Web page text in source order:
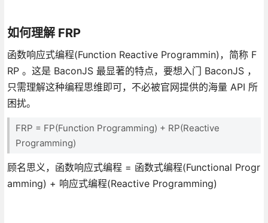
如何理解 FRP
函数响应式编程(Function Reactive Programmin)，简称 F
RP 。这是 BaconJS 最显著的特点，要想入门 BaconJS ，
只需理解这种编程思维即可，不必被官网提供的海量 API 所
困扰。
FRP = FP(Function Programming) + RP(Reactive
Programming)
顾名思义，函数响应式编程 = 函数式编程(Functional Progr
amming) + 响应式编程(Reactive Programming)